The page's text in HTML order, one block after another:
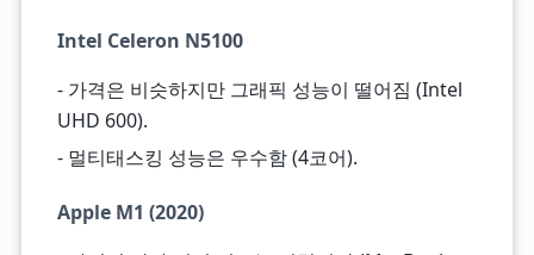
Intel Celeron N5100
- 가격은 비슷하지만 그래픽 성능이 떨어짐 (Intel
UHD 600).
- 멀티태스킹 성능은 우수함 (4코어).
Apple M1 (2020)